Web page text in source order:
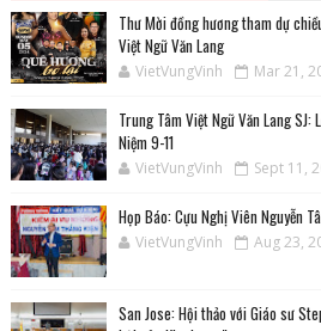
Thư Mời đồng hương tham dự
Việt Ngữ Văn Lang
VietVungVinh Mar 21,
Trung Tâm Việt Ngữ Văn Lang
Niệm 9-11
VietVungVinh Sept 11,
Họp Báo: Cựu Nghị Viên Nguyễn
VietVungVinh Aug 23,
San Jose: Hội thảo với Giáo sư